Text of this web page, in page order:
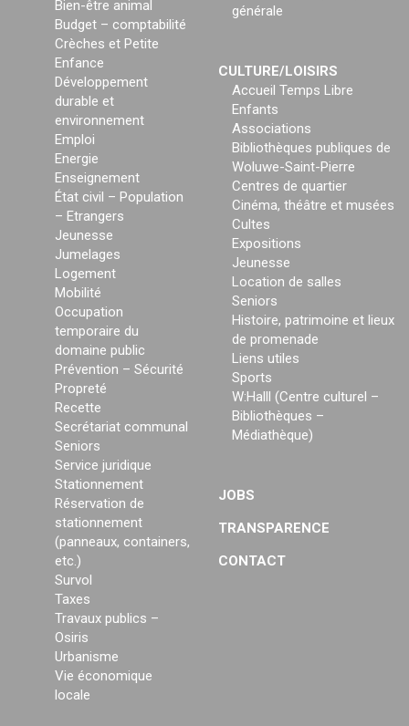
Bien-être animal
Budget – comptabilité
Crèches et Petite
Enfance
Développement
durable et
environnement
Emploi
Energie
Enseignement
État civil – Population
– Etrangers
Jeunesse
Jumelages
Logement
Mobilité
Occupation
temporaire du
domaine public
Prévention – Sécurité
Propreté
Recette
Secrétariat communal
Seniors
Service juridique
Stationnement
Réservation de
stationnement
(panneaux, containers,
etc.)
Survol
Taxes
Travaux publics –
Osiris
Urbanisme
Vie économique
locale
générale
CULTURE/LOISIRS
Accueil Temps Libre
Enfants
Associations
Bibliothèques publiques de
Woluwe-Saint-Pierre
Centres de quartier
Cinéma, théâtre et musées
Cultes
Expositions
Jeunesse
Location de salles
Seniors
Histoire, patrimoine et lieux
de promenade
Liens utiles
Sports
W:Halll (Centre culturel –
Bibliothèques –
Médiathèque)
JOBS
TRANSPARENCE
CONTACT